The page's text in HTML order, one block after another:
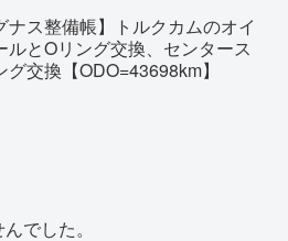
ナス整備帳】トルクカムのオイ
ルとOリング交換、センタース
グ交換【ODO=43698km】
でした。